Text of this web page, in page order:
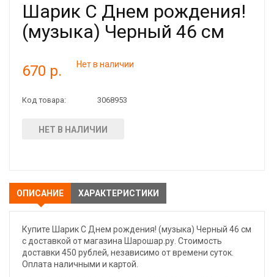
Шарик С Днем рождения!
(музыка) Черный 46 см
670 р. Нет в наличии
Код товара: 3068953
НЕТ В НАЛИЧИИ
ОПИСАНИЕ ХАРАКТЕРИСТИКИ
Купите Шарик С Днем рождения! (музыка) Черный 46 см
с доставкой от магазина Шарошар.ру. Стоимость
доставки 450 рублей, независимо от времени суток.
Оплата наличными и картой.